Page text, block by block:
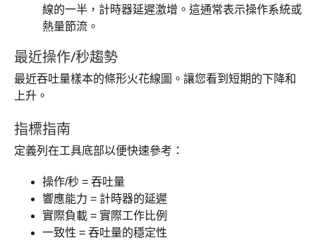
線的一半，計時器延遲激增。這通常表示操作系統或
熱量節流。
最近操作/秒趨勢
最近吞吐量樣本的條形火花線圖。讓您看到短期的下降和
上升。
指標指南
定義列在工具底部以便快速參考：
操作/秒 = 吞吐量
響應能力 = 計時器的延遲
實際負載 = 實際工作比例
一致性 = 吞吐量的穩定性